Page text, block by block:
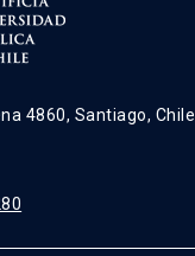
4860, Santiago, Chile